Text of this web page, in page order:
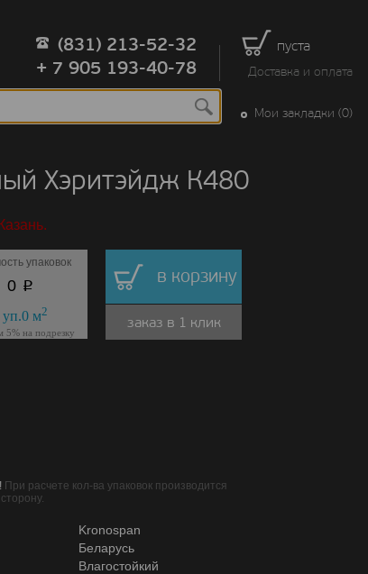
пуста
Доставка и оплата
(831) 213-52-32
+ 7 905 193-40-78
Мои закладки (0)
Хэритэйдж К480
упаковок
0 p
0м2
5% на подрезку
в корзину
заказ в 1 клик
При расчете кол-ва упаковок производится
Kronospan
Беларусь
Влагостойкий